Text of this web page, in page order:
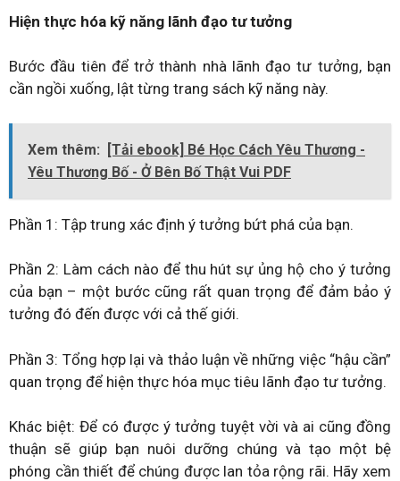
Hiện thực hóa kỹ năng lãnh đạo tư tưởng
Bước đầu tiên để trở thành nhà lãnh đạo tư tưởng, bạn
cần ngồi xuống, lật từng trang sách kỹ năng này.
Xem thêm:
[Tải ebook] Bé Học Cách Yêu Thương -
Yêu Thương Bố - Ở Bên Bố Thật Vui PDF
Phần 1: Tập trung xác định ý tưởng bứt phá của bạn.
Phần 2: Làm cách nào để thu hút sự ủng hộ cho ý tưởng
của bạn – một bước cũng rất quan trọng để đảm bảo ý
tưởng đó đến được với cả thế giới.
Phần 3: Tổng hợp lại và thảo luận về những việc “hậu cần”
quan trọng để hiện thực hóa mục tiêu lãnh đạo tư tưởng.
Khác biệt: Để có được ý tưởng tuyệt vời và ai cũng đồng
thuận sẽ giúp bạn nuôi dưỡng chúng và tạo một bệ
phóng cần thiết để chúng được lan tỏa rộng rãi. Hãy xem